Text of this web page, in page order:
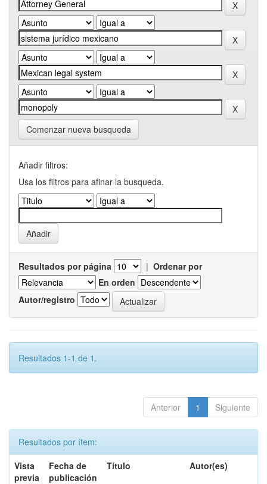
Comenzar nueva busqueda
Añadir filtros:
Usa los filtros para afinar la busqueda.
Resultados por página | Ordenar por
En orden
Autor/registro
Resultados 1-1 de 1.
Anterior 1 Siguiente
Resultados por ítem:
Vista
previa
Fecha de
publicación
Título Autor(es)